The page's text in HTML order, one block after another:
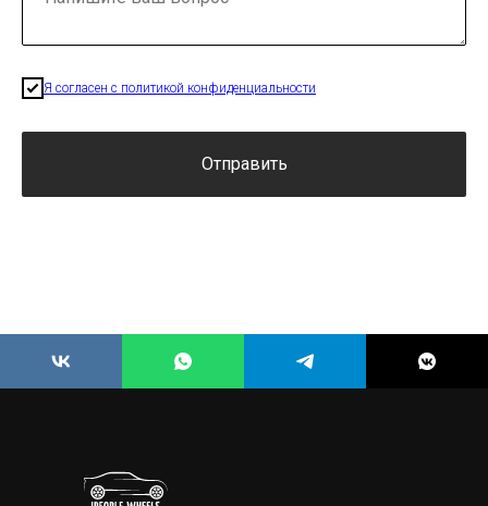
Я согласен с политикой конфиденциальности
Отправить